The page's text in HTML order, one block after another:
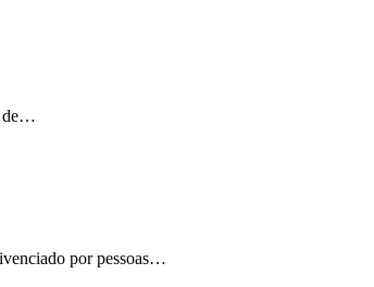
de…
por pessoas…